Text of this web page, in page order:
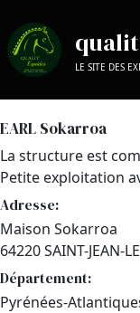
LE SITE DES
EARL Sokarroa
La structure est
Petite exploitation
Adresse:
Maison Sokarroa
64220 SAINT-JEAN-
Département:
Pyrénées-